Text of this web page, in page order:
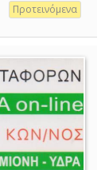
Προτεινόμενα